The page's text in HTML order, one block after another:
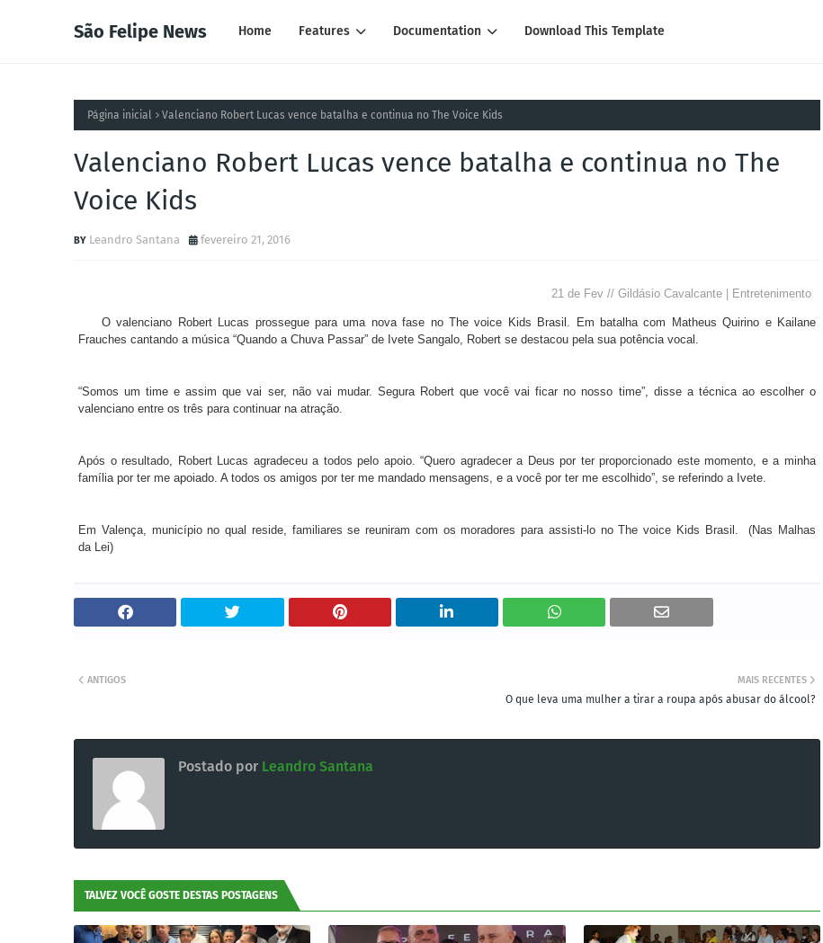
São Felipe News Home Features Documentation Download This Template
Página inicial Valenciano Robert Lucas vence batalha e continua no The Voice Kids
Valenciano Robert Lucas vence batalha e continua no The
Voice Kids
Leandro Santana fevereiro 21, 2016
21 de Fev // Gildásio Cavalcante | Entretenimento
O valenciano Robert Lucas prossegue para uma nova fase no The voice Kids Brasil. Em batalha com Matheus Quirino e Kailane
Frauches cantando a música “Quando a Chuva Passar” de Ivete Sangalo, Robert se destacou pela sua potência vocal.
“Somos um time e assim que vai ser, não vai mudar. Segura Robert que você vai ficar no nosso time”, disse a técnica ao escolher o
valenciano entre os três para continuar na atração.
Após o resultado, Robert Lucas agradeceu a todos pelo apoio. “Quero agradecer a Deus por ter proporcionado este momento, e a minha
família por ter me apoiado. A todos os amigos por ter me mandado mensagens, e a você por ter me escolhido”, se referindo a Ivete.
Em Valença, município no qual reside, familiares se reuniram com os moradores para assisti-lo no The voice Kids Brasil. (Nas Malhas
da Lei)
MAIS RECENTES
O que leva uma mulher a tirar a roupa após abusar do álcool?
ANTIGOS
Postado por Leandro Santana
TALVEZ VOCÊ GOSTE DESTAS POSTAGENS